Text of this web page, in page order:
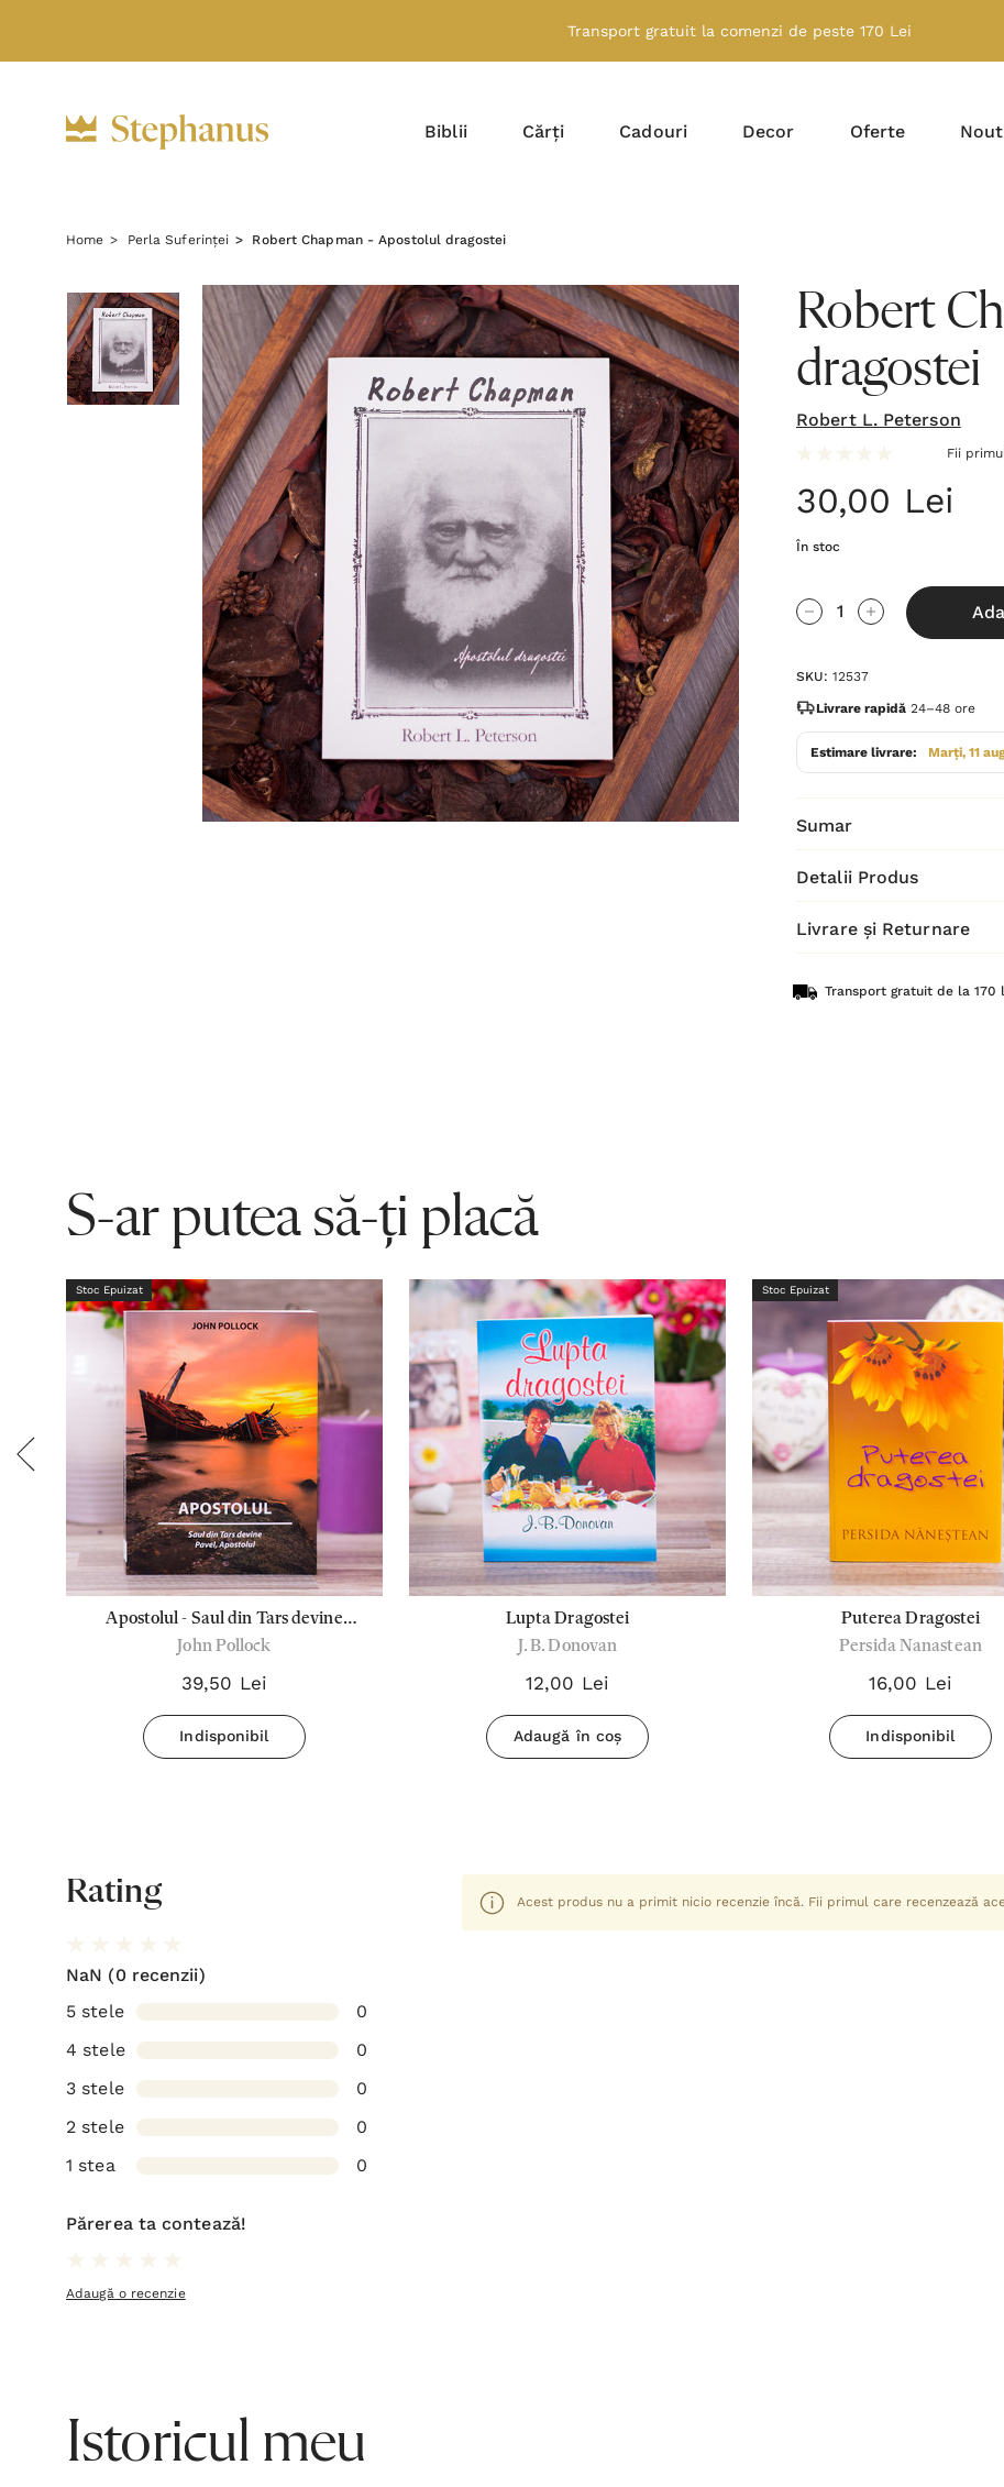
Transport gratuit la comenzi de peste 170 Lei
Biblii Cărți Cadouri Decor Oferte
Home Perla Suferinței Robert Chapman - Apostolul dragostei
Robert
dragostei
Robert L. Peterson
Fii
30,00 Lei
În stoc
Grăbește-
te!
curent
este:
Cantitate scăzută:
Cantitate
SKU: 12537
Livrare rapidă 24–48 ore
Estimare livrare: Marți, 11
Sumar
Detalii Produs
Livrare și Returnare
Transport gratuit de la 170
S-ar putea să-ți placă
Stoc Epuizat
Apostolul - Saul din Tars devine
Pavel, Apostolul
John Pollock
39,50 Lei
Indisponibil
Lupta Dragostei
J. B. Donovan
12,00 Lei
Adaugă în coș
Stoc Epuizat
Puterea Dragostei
Persida Nanastean
16,00 Lei
Indisponibil
Rating
NaN (0 recenzii)
5 stele
0
4 stele
0
3 stele
0
2 stele
0
1 stea
0
Părerea ta contează!
Adaugă o recenzie
Acest produs nu a primit nicio recenzie încă. Fii primul care recenzează
Istoricul meu